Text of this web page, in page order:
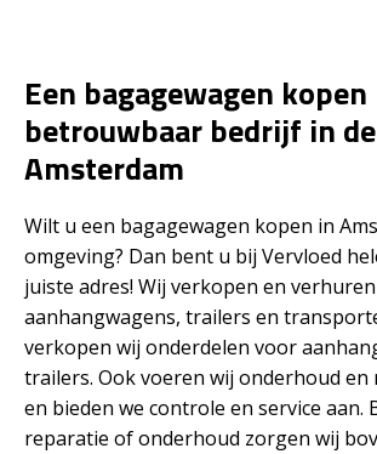
Een bagagewagen
betrouwbaar bedrijf in
Amsterdam
Wilt u een bagagewagen kopen in
omgeving? Dan bent u bij Vervloed
juiste adres! Wij verkopen en verhuren
aanhangwagens, trailers en
verkopen wij onderdelen voor
trailers. Ook voeren wij onderhoud en
en bieden we controle en service aan.
reparatie of onderhoud zorgen wij